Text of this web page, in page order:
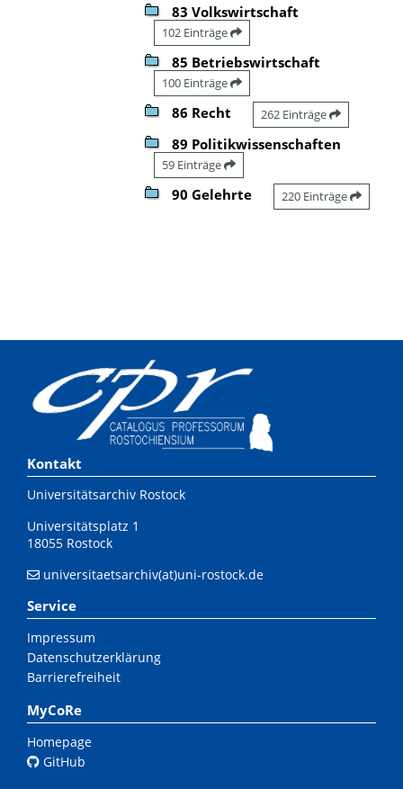
83 Volkswirtschaft
102 Einträge
85 Betriebswirtschaft
100 Einträge
86 Recht 262 Einträge
89 Politikwissenschaften
59 Einträge
90 Gelehrte 220 Einträge
Kontakt
Universitätsarchiv Rostock
Universitätsplatz 1
18055 Rostock
universitaetsarchiv(at)uni-rostock.de
Service
Impressum
Datenschutzerklärung
Barrierefreiheit
MyCoRe
Homepage
GitHub